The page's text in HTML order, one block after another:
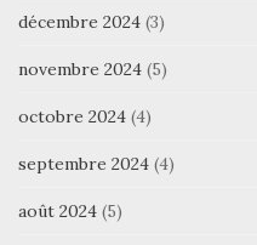
décembre 2024 (3)
novembre 2024 (5)
octobre 2024 (4)
septembre 2024 (4)
août 2024 (5)